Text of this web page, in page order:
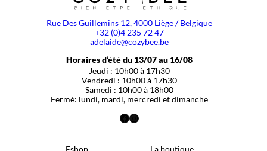
Rue Des Guillemins 12, 4000 Liège / Belgique
+32 (0)4 235 72 47
adelaide@cozybee.be
Horaires d’été du 13/07 au 16/08
Jeudi : 10h00 à 17h30
Vendredi : 10h00 à 17h30
Samedi : 10h00 à 18h00
Fermé: lundi, mardi, mercredi et dimanche
Facebook
Instagram
Eshop
La boutique